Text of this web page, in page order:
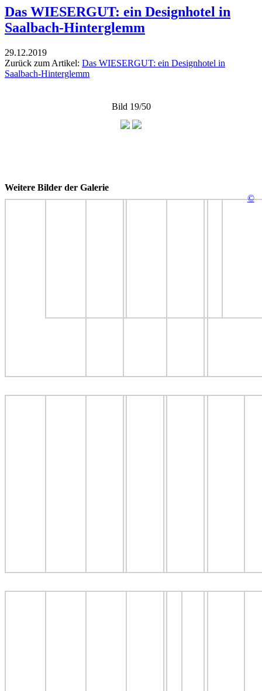
Das WIESERGUT: ein Designhotel in
Saalbach-Hinterglemm
29.12.2019
Zurück zum Artikel: Das WIESERGUT: ein Designhotel in
Saalbach-Hinterglemm
Bild 19/50
Weitere Bilder der Galerie
©